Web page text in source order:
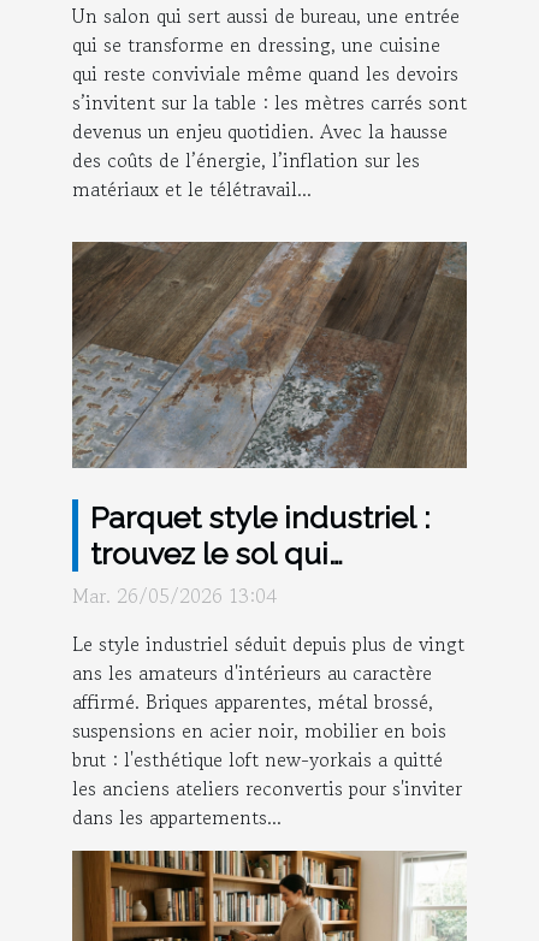
Un salon qui sert aussi de bureau, une entrée
qui se transforme en dressing, une cuisine
qui reste conviviale même quand les devoirs
s’invitent sur la table : les mètres carrés sont
devenus un enjeu quotidien. Avec la hausse
des coûts de l’énergie, l’inflation sur les
matériaux et le télétravail...
Parquet style industriel :
trouvez le sol qui
transformera n'importe
Mar. 26/05/2026 13:04
Le style industriel séduit depuis plus de vingt
ans les amateurs d'intérieurs au caractère
affirmé. Briques apparentes, métal brossé,
suspensions en acier noir, mobilier en bois
brut : l'esthétique loft new-yorkais a quitté
les anciens ateliers reconvertis pour s'inviter
dans les appartements...